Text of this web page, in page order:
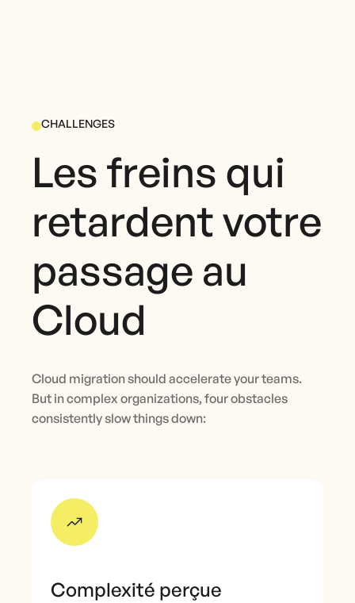
CHALLENGES
Les freins qui
retardent votre
passage au
Cloud
Cloud migration should accelerate your teams.
But in complex organizations, four obstacles
consistently slow things down:
Complexité perçue